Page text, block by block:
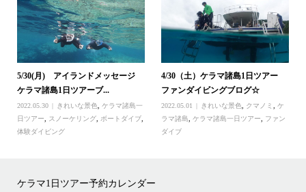
5/30(月) アイランドメッセージ
ケラマ諸島1日ツアーブ...
2022.05.30 きれいな景色
ケラマ諸島一
日ツアー
スノーケリング, ボートダイブ,
体験ダイビング
4/30（土）ケラマ諸島1日ツアー
ファンダイビングブログ☆
2022.05.01 きれいな景色 クマノミ ,ケ
ラマ諸島
,ケラマ諸島一日ツアー
ファン
ダイブ
ケラマ1日ツアー予約カレンダー